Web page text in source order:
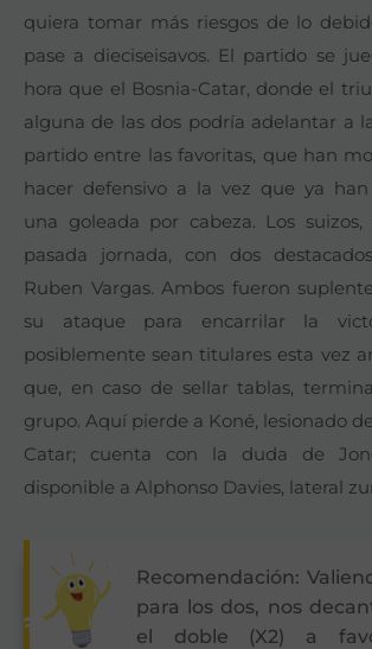
quiera tomar más riesgos de lo
pase a dieciseisavos. El partido se
hora que el Bosnia-Catar, donde el
alguna de las dos podría adelantar a
partido entre las favoritas, que han
hacer defensivo a la vez que ya
una goleada por cabeza. Los
pasada jornada, con dos
Ruben Vargas. Ambos fueron
su ataque para encarrilar la
posiblemente sean titulares esta vez
que, en caso de sellar tablas,
grupo. Aquí pierde a Koné, lesionado
Catar; cuenta con la duda de
disponible a Alphonso Davies, lateral
Recomendación:
para los dos, nos
el doble (X2) a